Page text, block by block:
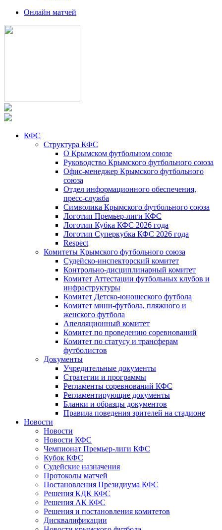
Онлайн матчей
КФС
Структура КФС
О Крымском футбольном союзе
Руководство Крымского футбольного союза
Офис-менеджер Крымского футбольного
союза
Отдел информационного обеспечения,
пресс-служба
Символика Крымского футбольного союза
Логотип Премьер-лиги КФС
Логотип Кубка КФС 2026 года
Логотип Суперкубка КФС 2026 года
Respect
Комитеты Крымского футбольного союза
Судейско-инспекторский комитет
Контрольно-дисциплинарный комитет
Комитет Аттестации футбольных клубов и
инфраструктуры
Комитет Детско-юношеского футбола
Комитет мини-футбола, пляжного и
женского футбола
Апелляционный комитет
Комитет по проведению соревнований
Комитет по статусу и трансферам
футболистов
Документы
Учредительные документы
Стратегии и программы
Регламенты соревнований КФС
Регламентирующие документы
Бланки и образцы документов
Правила поведения зрителей на стадионе
Новости
Новости
Новости КФС
Чемпионат Премьер-лиги КФС
Кубок КФС
Судейские назначения
Протоколы матчей
Постановления Президиума КФС
Решения КДК КФС
Решения АК КФС
Решения и постановления комитетов
Дисквалификации